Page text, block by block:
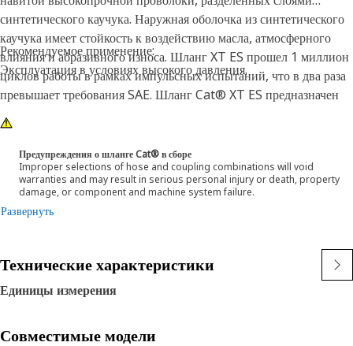
синтетического каучука. Наружная оболочка из синтетического
каучука имеет стойкость к воздействию масла, атмосферного
влияния и абразивного износа. Шланг XT ES прошел 1 миллион
циклов работы в рамках импульсных испытаний, что в два раза
превышает требования SAE. Шланг Cat® XT ES предназначен
для использования с половинчатым радиусом сгиба SAE. Это
обозначает, что шланг можно изогнуть сильнее в узких местах,
что значительно уменьшает требования к длине шланга. Данные
особенности облегчают монтаж, повышают срок службы и
обеспечивают функциональную надежность.
Рекомендуемое применение:
Эксплуатация в условиях высокого давления.
Предупреждения о шланге Cat® в сборе
Improper selections of hose and coupling combinations will void
warranties and may result in serious personal injury or death, property
damage, or component and machine system failure.
Развернуть
Технические характеристики
Единицы измерения
Совместимые модели